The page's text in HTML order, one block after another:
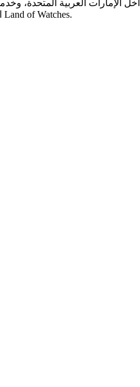
، واختر ساعتک المثالیة الیوم من Land of Watches.